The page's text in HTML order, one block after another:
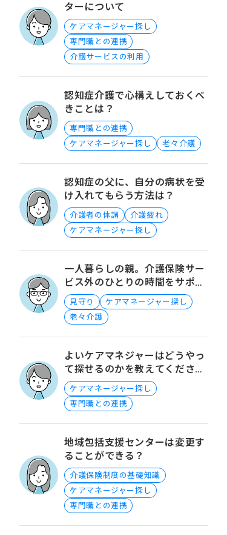
ターについて
ケアマネージャー探し
専門職との連携
介護サービスの利用
認知症介護で心構えしておくべ
きことは？
専門職との連携
ケアマネージャー探し
老々介護
認知症の父に、自分の病状を受
け入れてもらう方法は？
介護者の体調
介護疲れ
ケアマネージャー探し
一人暮らしの親。介護保険サー
ビス外のひとりの時間をサポー
トするには？
見守り
ケアマネージャー探し
老々介護
よいケアマネジャーはどうやっ
て探せるのかを教えてくださ
い。
ケアマネージャー探し
専門職との連携
地域包括支援センターは変更す
ることができる？
介護保険制度の基礎知識
ケアマネージャー探し
専門職との連携